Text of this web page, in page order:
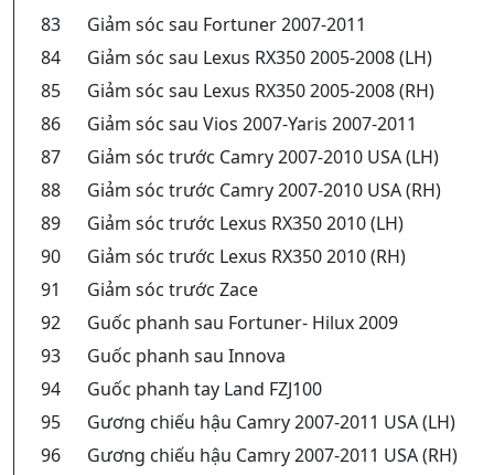
83
Giảm sóc sau Fortuner 2007-2011
84
Giảm sóc sau Lexus RX350 2005-2008 (LH)
85
Giảm sóc sau Lexus RX350 2005-2008 (RH)
86
Giảm sóc sau Vios 2007-Yaris 2007-2011
87
Giảm sóc trước Camry 2007-2010 USA (LH)
88
Giảm sóc trước Camry 2007-2010 USA (RH)
89
Giảm sóc trước Lexus RX350 2010 (LH)
90
Giảm sóc trước Lexus RX350 2010 (RH)
91
Giảm sóc trước Zace
92
Guốc phanh sau Fortuner- Hilux 2009
93
Guốc phanh sau Innova
94
Guốc phanh tay Land FZJ100
95
Gương chiếu hậu Camry 2007-2011 USA (LH)
96
Gương chiếu hậu Camry 2007-2011 USA (RH)